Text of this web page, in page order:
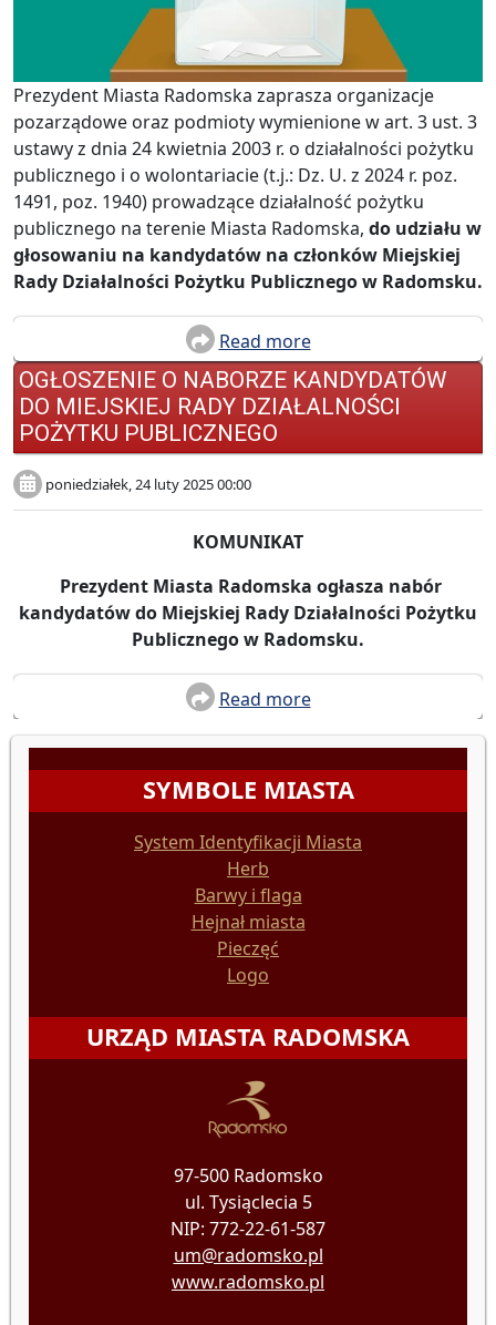
Prezydent Miasta Radomska zaprasza organizacje
pozarządowe oraz podmioty wymienione w art. 3 ust. 3
ustawy z dnia 24 kwietnia 2003 r. o działalności pożytku
publicznego i o wolontariacie (t.j.: Dz. U. z 2024 r. poz.
1491, poz. 1940) prowadzące działalność pożytku
publicznego na terenie Miasta Radomska, do udziału w
głosowaniu na kandydatów na członków Miejskiej
Rady Działalności Pożytku Publicznego w Radomsku.
Read more
OGŁOSZENIE O NABORZE KANDYDATÓW
DO MIEJSKIEJ RADY DZIAŁALNOŚCI
POŻYTKU PUBLICZNEGO
poniedziałek, 24 luty 2025 00:00
KOMUNIKAT
Prezydent Miasta Radomska ogłasza nabór
kandydatów do Miejskiej Rady Działalności Pożytku
Publicznego w Radomsku.
Read more
SYMBOLE MIASTA
System Identyfikacji Miasta
Herb
Barwy i flaga
Hejnał miasta
Pieczęć
Logo
URZĄD MIASTA RADOMSKA
97-500 Radomsko
ul. Tysiąclecia 5
NIP: 772-22-61-587
um@radomsko.pl
www.radomsko.pl